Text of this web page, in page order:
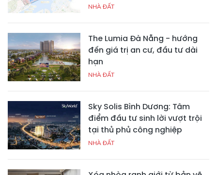
NHÀ ĐẤT
The Lumia Đà Nẵng - hướng
đến giá trị an cư, đầu tư dài
hạn
NHÀ ĐẤT
Sky Solis Bình Dương: Tâm
điểm đầu tư sinh lời vượt trội
tại thủ phủ công nghiệp
NHÀ ĐẤT